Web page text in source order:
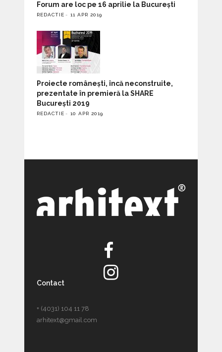
Forum are loc pe 16 aprilie la București
REDACTIE 11 APR 2019
Proiecte românești, încă neconstruite,
prezentate în premieră la SHARE
București 2019
REDACTIE 10 APR 2019
Contact
+ (4031) 104 11 78
arhitext@gmail.com